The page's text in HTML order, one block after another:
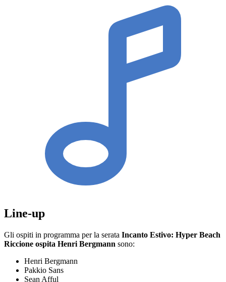
Line-up
Gli ospiti in programma per la serata Incanto Estivo: Hyper Beach
Riccione ospita Henri Bergmann sono:
Henri Bergmann
Pakkio Sans
Sean Afful